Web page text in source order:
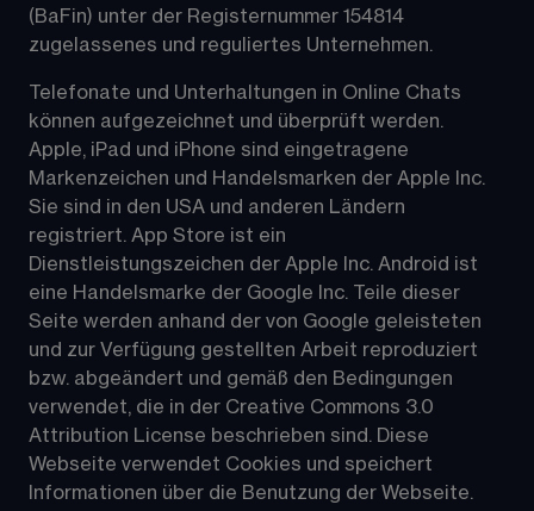
(BaFin) unter der Registernummer 154814
zugelassenes und reguliertes Unternehmen.
Telefonate und Unterhaltungen in Online Chats
können aufgezeichnet und überprüft werden.
Apple, iPad und iPhone sind eingetragene
Markenzeichen und Handelsmarken der Apple Inc.
Sie sind in den USA und anderen Ländern
registriert. App Store ist ein
Dienstleistungszeichen der Apple Inc. Android ist
eine Handelsmarke der Google Inc. Teile dieser
Seite werden anhand der von Google geleisteten
und zur Verfügung gestellten Arbeit reproduziert
bzw. abgeändert und gemäß den Bedingungen
verwendet, die in der Creative Commons 3.0
Attribution License beschrieben sind. Diese
Webseite verwendet Cookies und speichert
Informationen über die Benutzung der Webseite.